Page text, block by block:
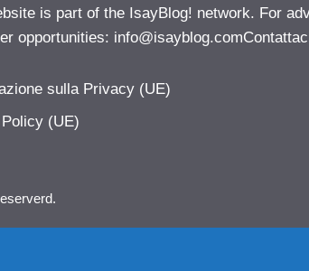
is part of the IsayBlog! network. For
opportunities:
sulla Privacy (UE)
(UE)